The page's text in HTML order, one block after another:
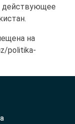
действующее
на
politika-